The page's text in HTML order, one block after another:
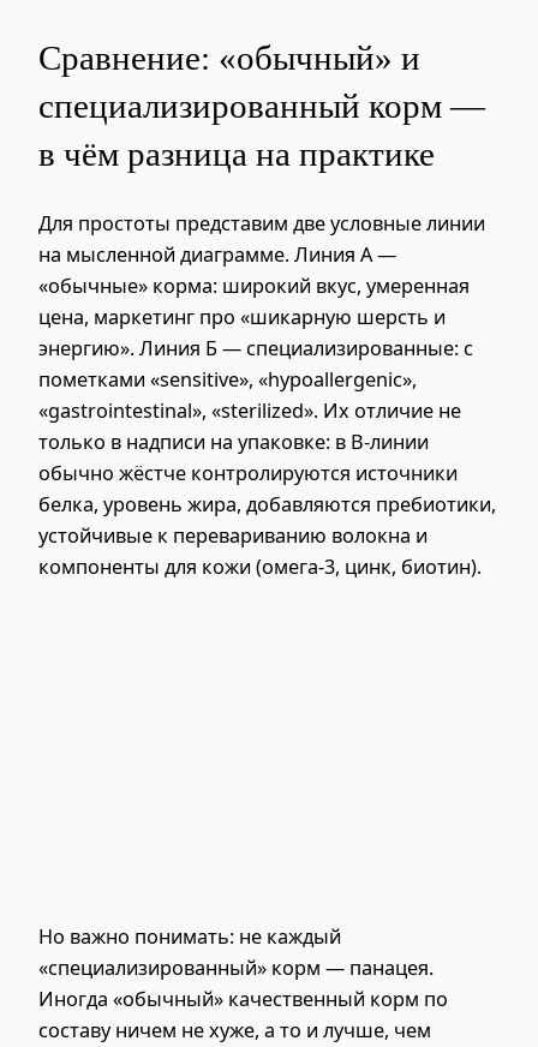
Сравнение: «обычный» и
специализированный корм —
в чём разница на практике
Для простоты представим две условные линии
на мысленной диаграмме. Линия А —
«обычные» корма: широкий вкус, умеренная
цена, маркетинг про «шикарную шерсть и
энергию». Линия Б — специализированные: с
пометками «sensitive», «hypoallergenic»,
«gastrointestinal», «sterilized». Их отличие не
только в надписи на упаковке: в B-линии
обычно жёстче контролируются источники
белка, уровень жира, добавляются пребиотики,
устойчивые к перевариванию волокна и
компоненты для кожи (омега-3, цинк, биотин).
Но важно понимать: не каждый
«специализированный» корм — панацея.
Иногда «обычный» качественный корм по
составу ничем не хуже, а то и лучше, чем